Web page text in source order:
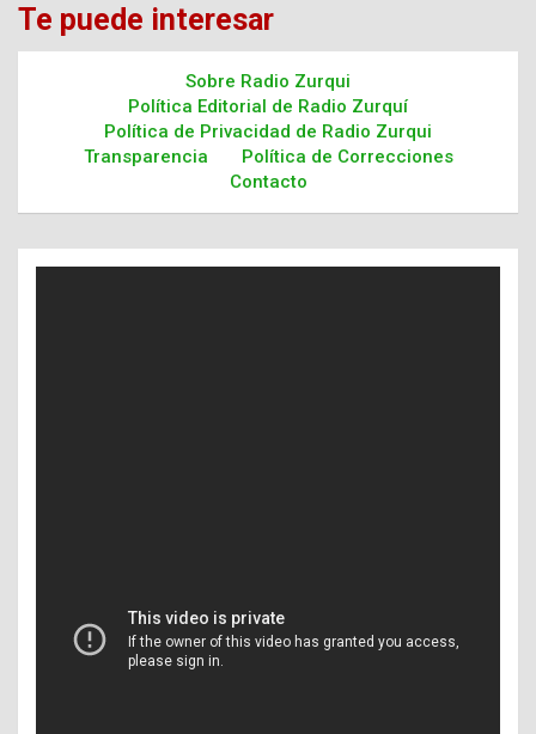
Te puede interesar
Sobre Radio Zurqui
Política Editorial de Radio Zurquí
Política de Privacidad de Radio Zurqui
Transparencia
Política de Correcciones
Contacto